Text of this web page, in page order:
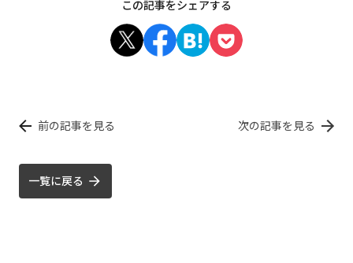
この記事をシェアする
前の記事を見る 次の記事を見る
一覧に戻る